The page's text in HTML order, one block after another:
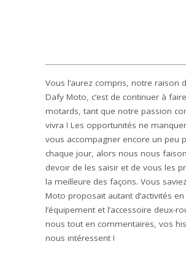
Vous l’aurez compris, notre raison
Dafy Moto, c’est de continuer à
motards, tant que notre passion
vivra ! Les opportunités ne
vous accompagner encore un peu
chaque jour, alors nous nous
devoir de les saisir et de vous les
la meilleure des façons. Vous
Moto proposait autant d’activités
l’équipement et l’accessoire deux-
nous tout en commentaires, vos
nous intéressent !